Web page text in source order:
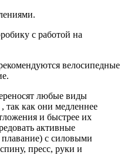
с работой на
велосипедные
любые виды
так как они медленнее
и быстрее их
активные
с силовыми
пресс, руки и